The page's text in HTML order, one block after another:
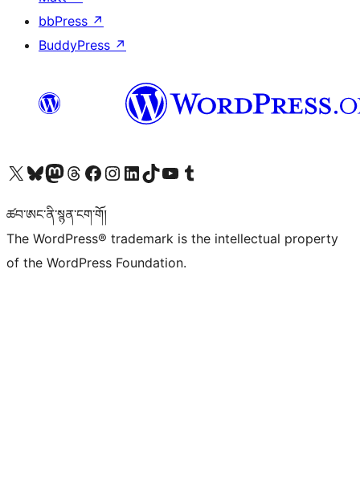
bbPress ↗
BuddyPress ↗
Visit our X (formerly Twitter) account
Visit our Bluesky account
Visit our Mastodon account
Visit our Threads account
Visit our Facebook page
Visit our Instagram account
Visit our LinkedIn account
Visit our TikTok account
Visit our YouTube channel
Visit our Tumblr account
ཚབ་ཨང་ནི་སྙན་ངག་གོ།
The WordPress® trademark is the intellectual property
of the WordPress Foundation.